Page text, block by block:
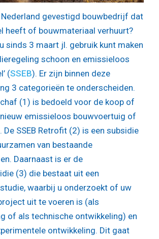
Nederland gevestigd bouwbedrijf dat
heeft of bouwmateriaal verhuurt?
sinds 3 maart jl. gebruik kunt maken
schoon en emissieloos
(SSEB). Er zijn binnen deze
3 categorieën te onderscheiden.
(1) is bedoeld voor de koop of
nieuw emissieloos bouwvoertuig of
De SSEB Retrofit (2) is een subsidie
van bestaande
Daarnaast is er de
(3) die bestaat uit een
waarbij u onderzoekt of uw
uit te voeren is (als
of als technische ontwikkeling) en
ontwikkeling. Dit gaat